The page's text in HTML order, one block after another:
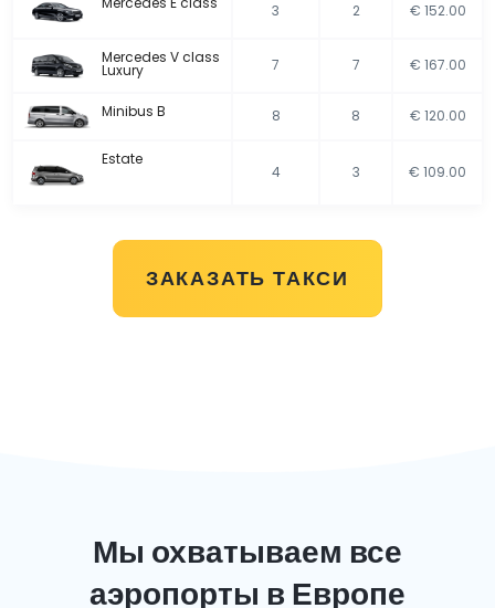
3 2 € 152.00
Mercedes V class
Luxury 7 7 € 167.00
Minibus B 8 8 € 120.00
Estate
4 3 € 109.00
ЗАКАЗАТЬ ТАКСИ
Мы охватываем все
аэропорты в Европе